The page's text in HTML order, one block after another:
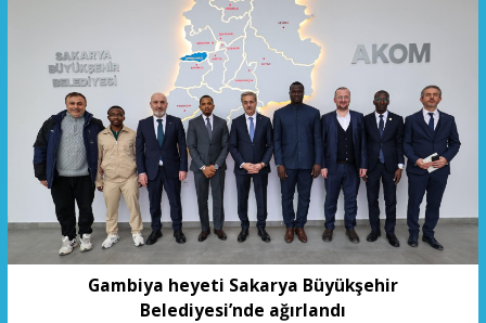
Gambiya heyeti Sakarya Büyükşehir
Belediyesi’nde ağırlandı